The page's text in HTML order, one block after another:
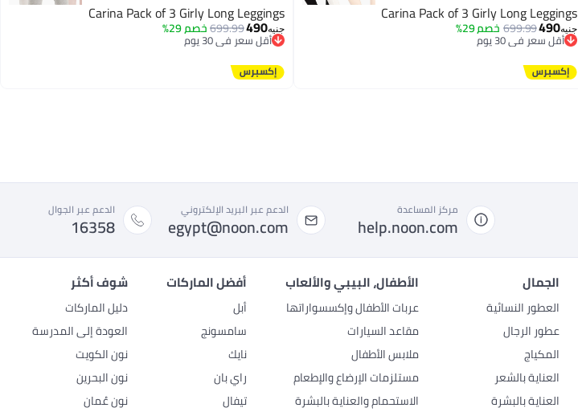
Carina Pack of 3 Girly Long Leggings
جنيه490
699.99خصم 29%
أقل سعر في 30 يوم
أقل سعر في 30 يوم
Carina Pack of 3 Girly Long Leggings
جنيه490
699.99خصم 29%
أقل سعر في 30 يوم
أقل سعر في 30 يوم
مركز المساعدة
help.noon.com
الدعم عبر البريد الإلكتروني
egypt@noon.com
الدعم عبر الجوال
16358
الجمال
العطور النسائية
عطور الرجال
المكياج
العناية بالشعر
العناية بالبشرة
الأطفال، البيبي والألعاب
عربات الأطفال وإكسسواراتها
مقاعد السيارات
ملابس الأطفال
مستلزمات الإرضاع والإطعام
الاستحمام والعناية بالبشرة
أفضل الماركات
أبل
سامسونج
نايك
راي بان
تيفال
شوف أكثر
دليل الماركات
العودة إلى المدرسة
نون الكويت
نون البحرين
نون عُمان